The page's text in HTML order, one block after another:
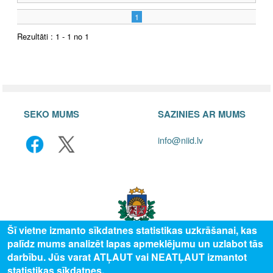
1
Rezultāti : 1 - 1 no 1
SEKO MUMS SAZINIES AR MUMS
info@niid.lv
© 2025 Valsts izglītības attīstības aģentūra, publicētā satura visas tiesības
Šī vietne izmanto sīkdatnes statistikas uzkrāšanai, kas
palīdz mums analizēt lapas apmeklējumu un uzlabot tās
darbību. Jūs varat ATĻAUT vai NEATĻAUT izmantot